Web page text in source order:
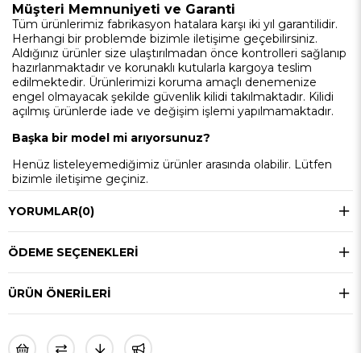
Müşteri Memnuniyeti ve Garanti
Tüm ürünlerimiz fabrikasyon hatalara karşı iki yıl garantilidir.
Herhangi bir problemde bizimle iletişime geçebilirsiniz.
Aldığınız ürünler size ulaştırılmadan önce kontrolleri sağlanıp
hazırlanmaktadır ve korunaklı kutularla kargoya teslim
edilmektedir. Ürünlerimizi koruma amaçlı denemenize
engel olmayacak şekilde güvenlik kilidi takılmaktadır. Kilidi
açılmış ürünlerde iade ve değişim işlemi yapılmamaktadır.
Başka bir model mi arıyorsunuz?
Henüz listeleyemediğimiz ürünler arasında olabilir. Lütfen
bizimle iletişime geçiniz.
YORUMLAR(0)
ÖDEME SEÇENEKLERI
ÜRÜN ÖNERILERI